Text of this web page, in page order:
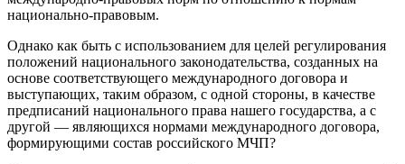
национально-правовым.
Однако как быть с использованием для целей регулирования
положений национального законодательства, созданных на
основе соответствующего международного договора и
выступающих, таким образом, с одной стороны, в качестве
предписаний национального права нашего государства, а с
другой — являющихся нормами международного договора,
формирующими состав российского МЧП?